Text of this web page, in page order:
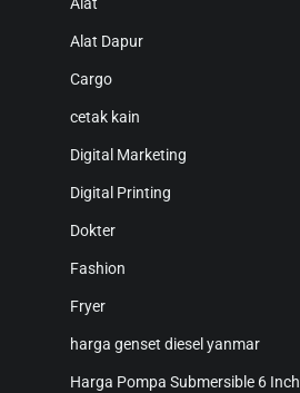
Alat
Alat Dapur
Cargo
cetak kain
Digital Marketing
Digital Printing
Dokter
Fashion
Fryer
harga genset diesel yanmar
Harga Pompa Submersible 6 Inch